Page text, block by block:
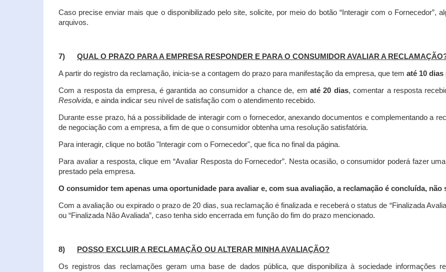
Caso precise enviar mais que o disponibilizado pelo site, solicite, por meio do botão “Interagir com o Fornecedor”,
arquivos.
7) QUAL O PRAZO PARA A EMPRESA RESPONDER E PARA O CONSUMIDOR AVALIAR A
A partir do registro da reclamação, inicia-se a contagem do prazo para manifestação da empresa, que tem até 10 dias
Com a resposta da empresa, é garantida ao consumidor a chance de, em até 20 dias, comentar a resposta
Resolvida, e ainda indicar seu nível de satisfação com o atendimento recebido.
Durante esse prazo, há a possibilidade de interagir com o fornecedor, anexando documentos e complementando a
de negociação com a empresa, a fim de que o consumidor obtenha uma resolução satisfatória.
Para interagir, clique no botão "Interagir com o Fornecedor", que fica no final da página.
Para avaliar a resposta, clique em “Avaliar Resposta do Fornecedor”. Nesta ocasião, o consumidor poderá fazer
prestado pela empresa.
O consumidor tem apenas uma oportunidade para avaliar e, com sua avaliação, a reclamação é concluída,
Com a avaliação ou expirado o prazo de 20 dias, sua reclamação é finalizada e receberá o status de “Finalizada
ou “Finalizada Não Avaliada”, caso tenha sido encerrada em função do fim do prazo mencionado.
8) POSSO EXCLUIR A RECLAMAÇÃO OU ALTERAR MINHA AVALIAÇÃO?
Os registros das reclamações geram uma base de dados pública, que disponibiliza à sociedade informações